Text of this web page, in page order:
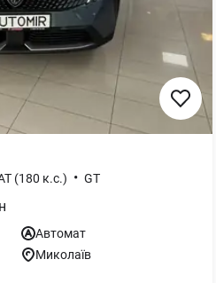
(180 к.с.) • GT
Автомат
Миколаїв